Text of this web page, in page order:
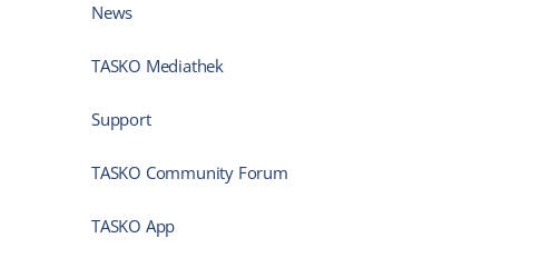
News
TASKO Mediathek
Support
TASKO Community Forum
TASKO App